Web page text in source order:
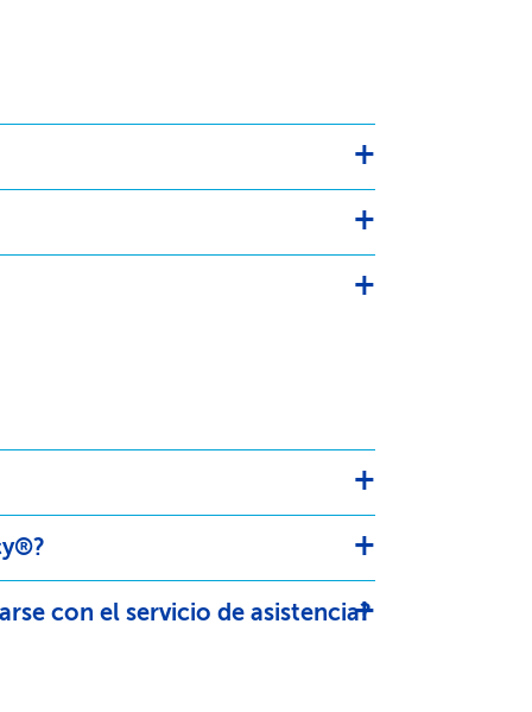
con el servicio de asistencia?​​